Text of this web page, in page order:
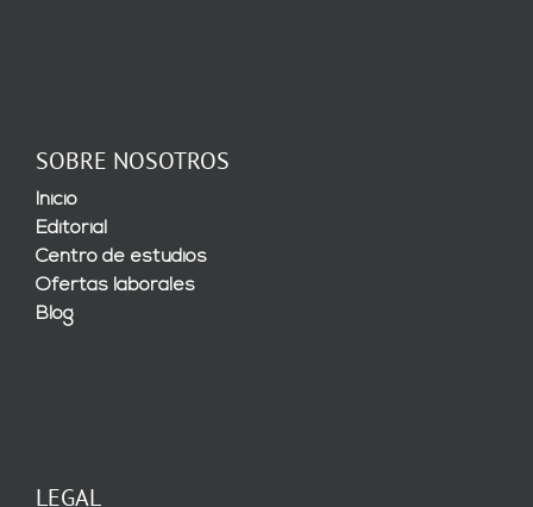
SOBRE NOSOTROS
Inicio
Editorial
Centro de estudios
Ofertas laborales
Blog
LEGAL